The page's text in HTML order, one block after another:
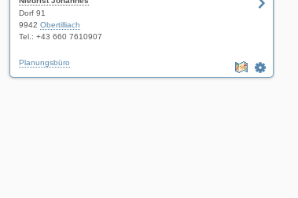
Dorf 91
9942 Obertilliach
Tel.: +43 660 7610907
Planungsbüro